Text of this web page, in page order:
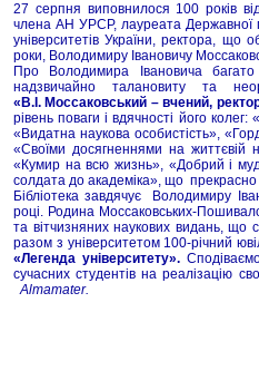
27 серпня виповнилося 100 років
члена АН УРСР, лауреата Державної
університетів України, ректора, що
роки, Володимиру Івановичу
Про Володимира Івановича
надзвичайно талановиту та
«В.І. Моссаковський – вчений,
рівень поваги і вдячності його
«Видатна наукова особистість»,
«Своїми досягненнями на життєвій
«Кумир на всю жизнь», «Добрий і
солдата до академіка», що
Бібліотека завдячує Володимиру
році. Родина Моссаковських-
та вітчизняних наукових видань, що
разом з університетом 100-річний
«Легенда університету».
сучасних студентів на реалізацію
Almamater.